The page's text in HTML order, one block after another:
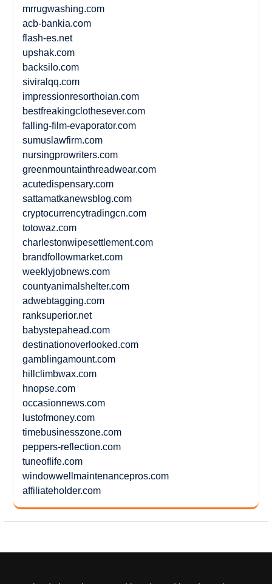
mrrugwashing.com
acb-bankia.com
flash-es.net
upshak.com
backsilo.com
siviralqq.com
impressionresorthoian.com
bestfreakingclothesever.com
falling-film-evaporator.com
sumuslawfirm.com
nursingprowriters.com
greenmountainthreadwear.com
acutedispensary.com
sattamatkanewsblog.com
cryptocurrencytradingcn.com
totowaz.com
charlestonwipesettlement.com
brandfollowmarket.com
weeklyjobnews.com
countyanimalshelter.com
adwebtagging.com
ranksuperior.net
babystepahead.com
destinationoverlooked.com
gamblingamount.com
hillclimbwax.com
hnopse.com
occasionnews.com
lustofmoney.com
timebusinesszone.com
peppers-reflection.com
tuneoflife.com
windowwellmaintenancepros.com
affiliateholder.com